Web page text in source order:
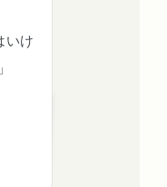
いけ